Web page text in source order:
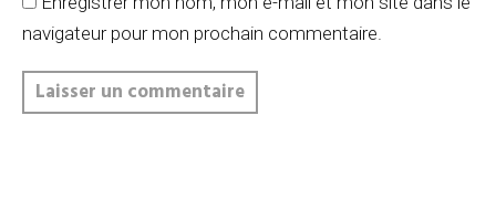
navigateur pour mon prochain commentaire.